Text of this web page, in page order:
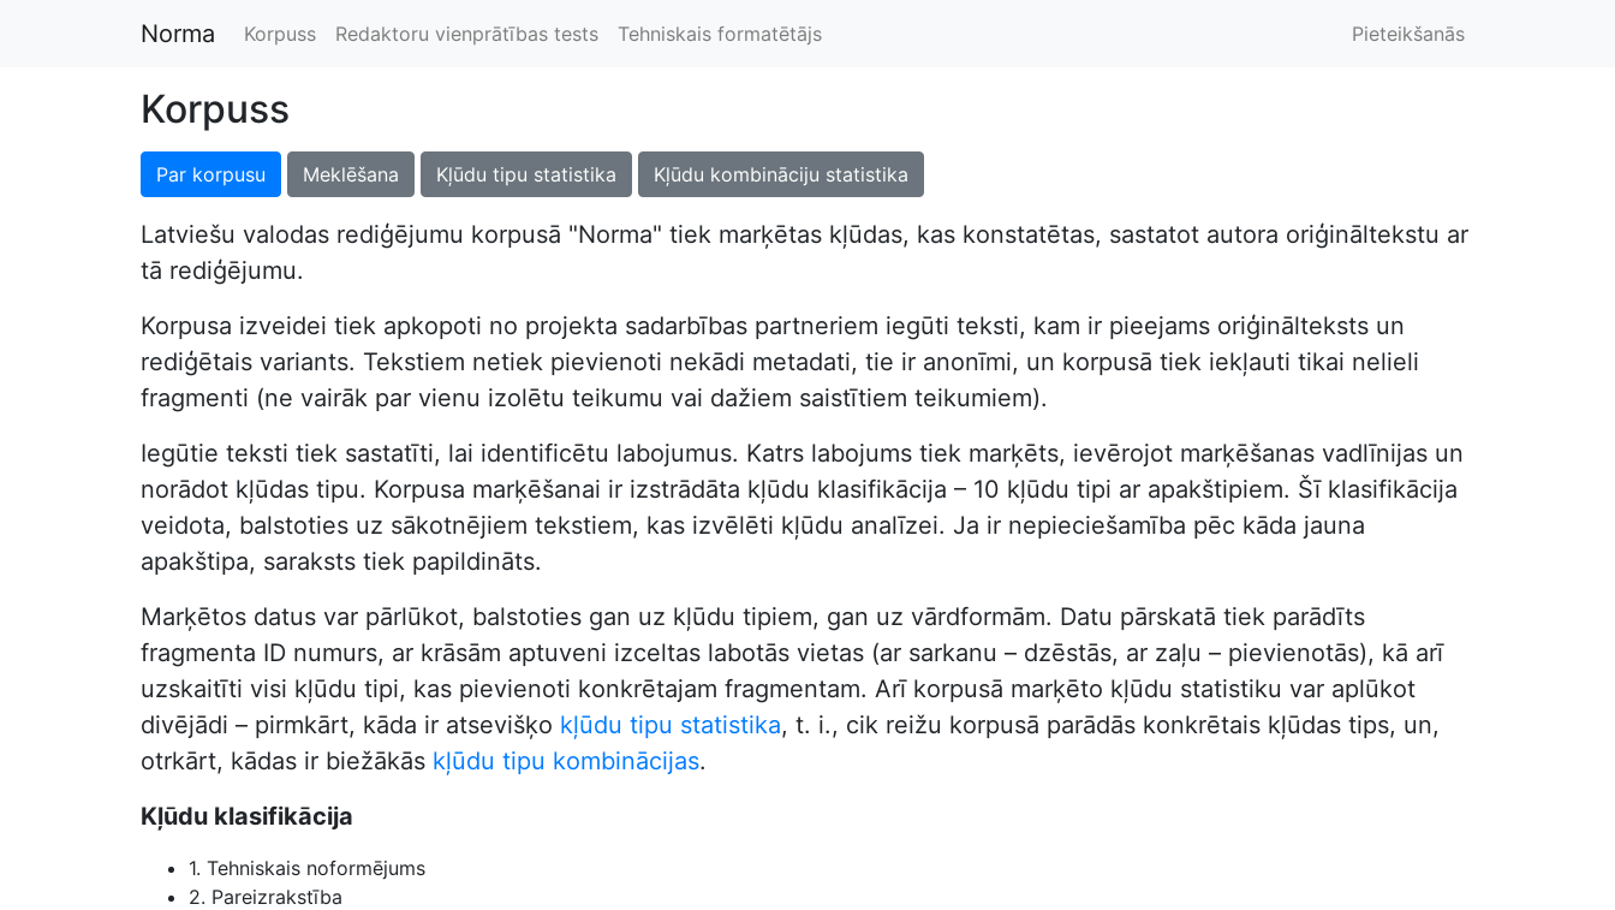
Norma Korpuss Redaktoru vienprātības tests Tehniskais formatētājs Pieteikšanās
Korpuss
Par korpusu Meklēšana Kļūdu tipu statistika Kļūdu kombināciju statistika
Latviešu valodas rediģējumu korpusā "Norma" tiek marķētas kļūdas, kas konstatētas, sastatot autora oriģināltekstu ar
tā rediģējumu.
Korpusa izveidei tiek apkopoti no projekta sadarbības partneriem iegūti teksti, kam ir pieejams oriģinālteksts un
rediģētais variants. Tekstiem netiek pievienoti nekādi metadati, tie ir anonīmi, un korpusā tiek iekļauti tikai nelieli
fragmenti (ne vairāk par vienu izolētu teikumu vai dažiem saistītiem teikumiem).
Iegūtie teksti tiek sastatīti, lai identificētu labojumus. Katrs labojums tiek marķēts, ievērojot marķēšanas vadlīnijas un
norādot kļūdas tipu. Korpusa marķēšanai ir izstrādāta kļūdu klasifikācija – 10 kļūdu tipi ar apakštipiem. Šī klasifikācija
veidota, balstoties uz sākotnējiem tekstiem, kas izvēlēti kļūdu analīzei. Ja ir nepieciešamība pēc kāda jauna
apakštipa, saraksts tiek papildināts.
Marķētos datus var pārlūkot, balstoties gan uz kļūdu tipiem, gan uz vārdformām. Datu pārskatā tiek parādīts
fragmenta ID numurs, ar krāsām aptuveni izceltas labotās vietas (ar sarkanu – dzēstās, ar zaļu – pievienotās), kā arī
uzskaitīti visi kļūdu tipi, kas pievienoti konkrētajam fragmentam. Arī korpusā marķēto kļūdu statistiku var aplūkot
divējādi – pirmkārt, kāda ir atsevišķo kļūdu tipu statistika, t. i., cik reižu korpusā parādās konkrētais kļūdas tips, un,
otrkārt, kādas ir biežākās kļūdu tipu kombinācijas.
Kļūdu klasifikācija
1. Tehniskais noformējums
2. Pareizrakstība